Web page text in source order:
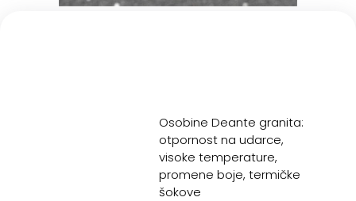
Osobine Deante granita:
otpornost na udarce,
visoke temperature,
promene boje, termičke
šokove